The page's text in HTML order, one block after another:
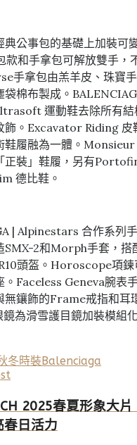
典公事包的基礎上加裝可
和手拿包可解放雙手，
手拿包由羔羊皮、珠寶
袋棉布製成。
運動鞋去除所有結
。Excavator Riding 皮
鞋履融為一體。
正裝」鞋履，另有
德比鞋。
| Alpinestars 合作系列
SMX-2和Morph手套，搭
頭盔。Horoscope項鍊
。Faceless Geneva腕表
無鑲飾的Frame戒指和耳
為滑雪護目鏡加裝模組
冬時裝Balenciaga
2025春夏形象大
春日活力